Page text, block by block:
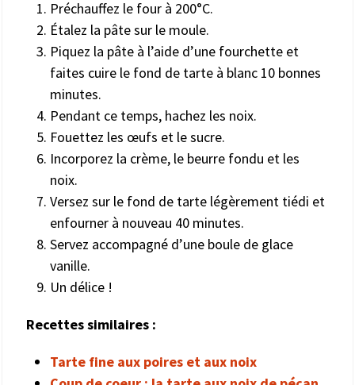
Préchauffez le four à 200°C.
Étalez la pâte sur le moule.
Piquez la pâte à l’aide d’une fourchette et
faites cuire le fond de tarte à blanc 10 bonnes
minutes.
Pendant ce temps, hachez les noix.
Fouettez les œufs et le sucre.
Incorporez la crème, le beurre fondu et les
noix.
Versez sur le fond de tarte légèrement tiédi et
enfourner à nouveau 40 minutes.
Servez accompagné d’une boule de glace
vanille.
Un délice !
Recettes similaires :
Tarte fine aux poires et aux noix